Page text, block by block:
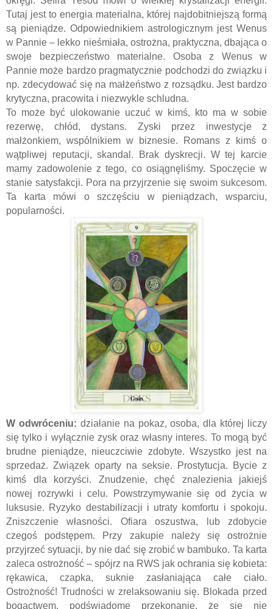
Tutaj jest to energia materialna, której najdobitniejszą formą
są pieniądze. Odpowiednikiem astrologicznym jest Wenus
w Pannie – lekko nieśmiała, ostrożna, praktyczna, dbająca o
swoje bezpieczeństwo materialne. Osoba z Wenus w
Pannie może bardzo pragmatycznie podchodzi do związku i
np. zdecydować się na małżeństwo z rozsądku. Jest bardzo
krytyczna, pracowita i niezwykle schludna.
To może być ulokowanie uczuć w kimś, kto ma w sobie
rezerwę, chłód, dystans. Zyski przez inwestycje z
małżonkiem, wspólnikiem w biznesie. Romans z kimś o
wątpliwej reputacji, skandal. Brak dyskrecji. W tej karcie
mamy zadowolenie z tego, co osiągnęliśmy. Spoczęcie w
stanie satysfakcji. Pora na przyjrzenie się swoim sukcesom.
Ta karta mówi o szczęściu w pieniądzach, wsparciu,
popularności.
W odwróceniu: działanie na pokaz, osoba, dla której liczy
się tylko i wyłącznie zysk oraz własny interes. To mogą być
brudne pieniądze, nieuczciwie zdobyte. Wszystko jest na
sprzedaż. Związek oparty na seksie. Prostytucja. Bycie z
kimś dla korzyści. Znudzenie, chęć znalezienia jakiejś
nowej rozrywki i celu. Powstrzymywanie się od życia w
luksusie. Ryzyko destabilizacji i utraty komfortu i spokoju.
Zniszczenie własności. Ofiara oszustwa, lub zdobycie
czegoś podstępem. Przy zakupie należy się ostrożnie
przyjrzeć sytuacji, by nie dać się zrobić w bambuko. Ta karta
zaleca ostrożność – spójrz na RWS jak ochrania się kobieta:
rękawica, czapka, suknie zasłaniająca całe ciało.
Ostrożność! Trudności w zrelaksowaniu się. Blokada przed
bogactwem, podświadome przekonanie, że się nie